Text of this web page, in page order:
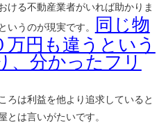
ける不動産業者がいれば助かりま
いうのが現実です。
同じ物
円も違うという
、分かったフリ
ろは利益を他より追求していると
とは言いがたいです。